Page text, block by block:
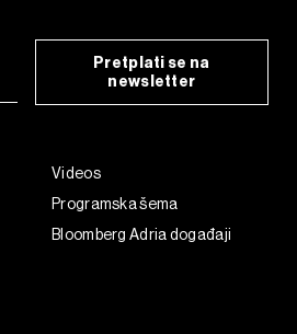
Pretplati se na
newsletter
Videos
Programska šema
Bloomberg Adria događaji